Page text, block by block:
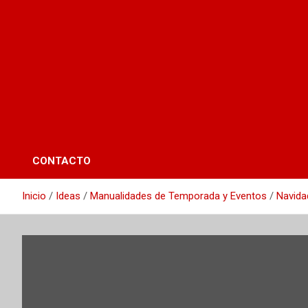
CONTACTO
Inicio Ideas Manualidades de Temporada y Eventos